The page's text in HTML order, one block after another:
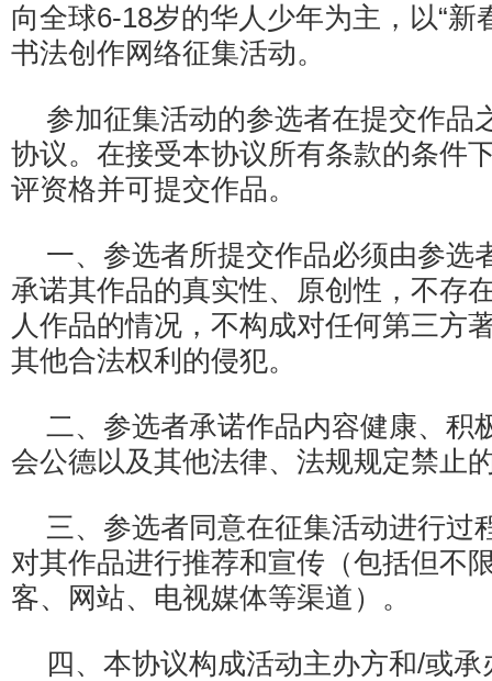
向全球6-18岁的华人少年为主，以“新
书法创作网络征集活动。
参加征集活动的参选者在提交作品
协议。在接受本协议所有条款的条件
评资格并可提交作品。
一、参选者所提交作品必须由参选
承诺其作品的真实性、原创性，不存
人作品的情况，不构成对任何第三方
其他合法权利的侵犯。
二、参选者承诺作品内容健康、积
会公德以及其他法律、法规规定禁止
三、参选者同意在征集活动进行过
对其作品进行推荐和宣传（包括但不
客、网站、电视媒体等渠道）。
四、本协议构成活动主办方和/或